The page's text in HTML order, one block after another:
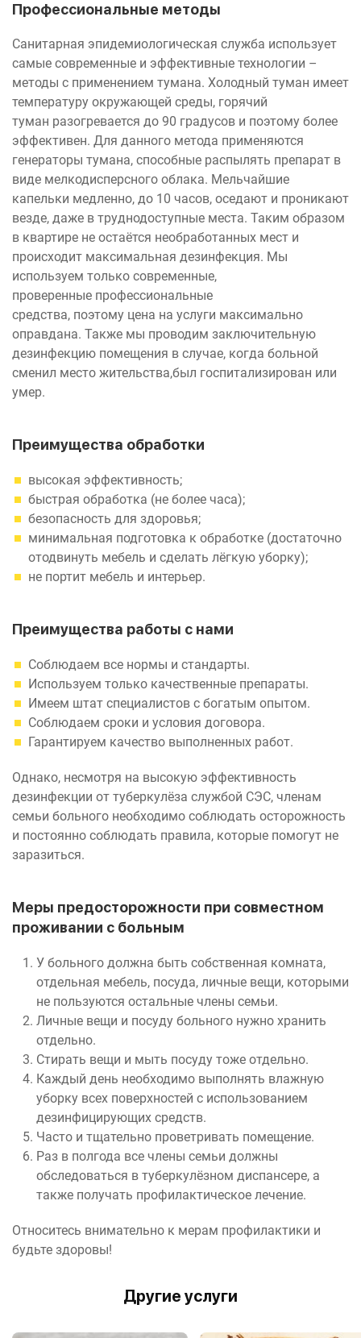
Профессиональные методы
Санитарная эпидемиологическая служба использует
самые современные и эффективные технологии –
методы с применением тумана. Холодный туман имеет
температуру окружающей среды, горячий
туман разогревается до 90 градусов и поэтому более
эффективен. Для данного метода применяются
генераторы тумана, способные распылять препарат в
виде мелкодисперсного облака. Мельчайшие
капельки медленно, до 10 часов, оседают и проникают
везде, даже в труднодоступные места. Таким образом
в квартире не остаётся необработанных мест и
происходит максимальная дезинфекция. Мы
используем только современные,
проверенные профессиональные
средства, поэтому цена на услуги максимально
оправдана. Также мы проводим заключительную
дезинфекцию помещения в случае, когда больной
сменил место жительства,был госпитализирован или
умер.
Преимущества обработки
высокая эффективность;
быстрая обработка (не более часа);
безопасность для здоровья;
минимальная подготовка к обработке (достаточно
отодвинуть мебель и сделать лёгкую уборку);
не портит мебель и интерьер.
Преимущества работы с нами
Соблюдаем все нормы и стандарты.
Используем только качественные препараты.
Имеем штат специалистов с богатым опытом.
Соблюдаем сроки и условия договора.
Гарантируем качество выполненных работ.
Однако, несмотря на высокую эффективность
дезинфекции от туберкулёза службой СЭС, членам
семьи больного необходимо соблюдать осторожность
и постоянно соблюдать правила, которые помогут не
заразиться.
Меры предосторожности при совместном
проживании с больным
У больного должна быть собственная комната,
отдельная мебель, посуда, личные вещи, которыми
не пользуются остальные члены семьи.
Личные вещи и посуду больного нужно хранить
отдельно.
Стирать вещи и мыть посуду тоже отдельно.
Каждый день необходимо выполнять влажную
уборку всех поверхностей с использованием
дезинфицирующих средств.
Часто и тщательно проветривать помещение.
Раз в полгода все члены семьи должны
обследоваться в туберкулёзном диспансере, а
также получать профилактическое лечение.
Относитесь внимательно к мерам профилактики и
будьте здоровы!
Другие услуги